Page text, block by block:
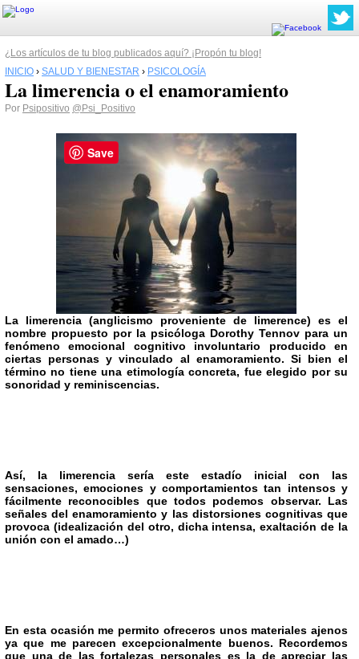
¿Los artículos de tu blog publicados aquí? ¡Propón tu blog!
INICIO › SALUD Y BIENESTAR › PSICOLOGÍA
La limerencia o el enamoramiento
Por Psipositivo @Psi_Positivo
La limerencia (anglicismo proveniente de limerence) es el
nombre propuesto por la psicóloga Dorothy Tennov para un
fenómeno emocional cognitivo involuntario producido en
ciertas personas y vinculado al enamoramiento. Si bien el
término no tiene una etimología concreta, fue elegido por su
sonoridad y reminiscencias.
Así, la limerencia sería este estadío inicial con las
sensaciones, emociones y comportamientos tan intensos y
fácilmente reconocibles que todos podemos observar. Las
señales del enamoramiento y las distorsiones cognitivas que
provoca (idealización del otro, dicha intensa, exaltación de la
unión con el amado…)
En esta ocasión me permito ofreceros unos materiales ajenos
ya que me parecen excepcionalmente buenos. Recordemos
que una de las fortalezas personales es la de apreciar las
Save